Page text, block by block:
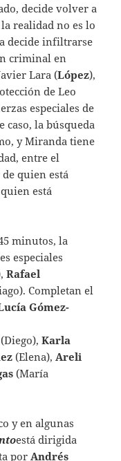
decide volver a
realidad no es lo
decide infiltrarse
criminal en
Lara (López),
de Leo
especiales de
caso, la búsqueda
y Miranda tiene
entre el
quien está
está
minutos, la
especiales
Rafael
Completan el
Gómez-
(Diego),Karla
(Elena), Areli
(María
y en algunas
está dirigida
por Andrés